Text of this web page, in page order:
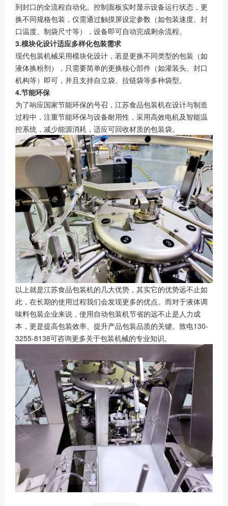
到封口的全流程自动化。控制面板实时显示设备运行状态，更
换不同规格包装，仅需通过触摸屏设定参数（如包装速度、封
口温度、制袋尺寸等），设备即可自动完成剩余流程。
3.模块化设计适应多样化包装需求
现代包装机械采用模块化设计，若是更换不同类型的包装（如
液体换粉剂），只需要简单的更换核心部件（如灌装头、封口
机构等）即可，并且支持自立袋、拉链袋等多种袋型。
4.节能环保
为了响应国家节能环保的号召，江苏食品包装机在设计与制造
过程中，注重节能环保与设备耐用性，采用高效电机及智能温
控系统，减少能源消耗，适应可回收材质的包装袋。
以上就是江苏食品包装机的几大优势，其实它的优势远不止如
此，在长期的使用过程我们会发现更多的优点。而对于液体调
味料包装企业来说，使用自动包装机节省的远不止是人力成
本，更是提高包装效率、提升产品包装品质的关键。致电130-
3255-8138可咨询更多关于包装机械的专业知识。